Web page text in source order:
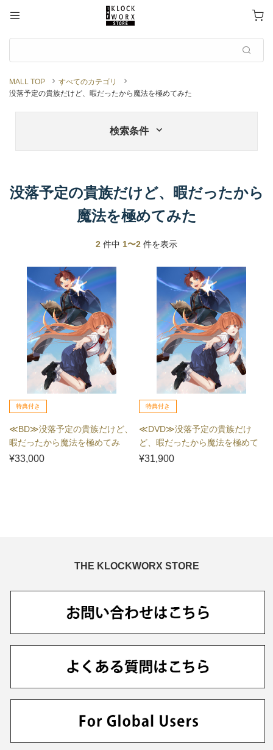
MALL TOP
すべてのカテゴリ
没落予定の貴族だけど、暇だったから魔法を極めてみた
検索条件
没落予定の貴族だけど、暇だったから
魔法を極めてみた
2 件中 1〜2 件を表示
特典付き
≪BD≫没落予定の貴族だけど、
暇だったから魔法を極めてみ
た Blu-ray BO...
¥33,000
特典付き
≪DVD≫没落予定の貴族だけ
ど、暇だったから魔法を極めて
みた DVD BOX
¥31,900
THE KLOCKWORX STORE